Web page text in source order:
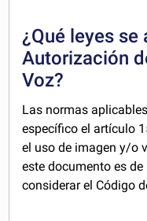
¿Qué leyes se
Autorización
Voz?
Las normas
específico el artículo
el uso de imagen y/o
este documento es de
considerar el Código